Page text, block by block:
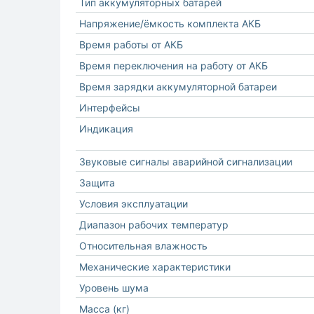
Тип аккумуляторных батарей
Напряжение/ёмкость комплекта АКБ
Время работы от АКБ
Время переключения на работу от АКБ
Время зарядки аккумуляторной батареи
Интерфейсы
Индикация
Звуковые сигналы аварийной сигнализации
Защита
Условия эксплуатации
Диапазон рабочих температур
Относительная влажность
Механические характеристики
Уровень шума
Масса (кг)